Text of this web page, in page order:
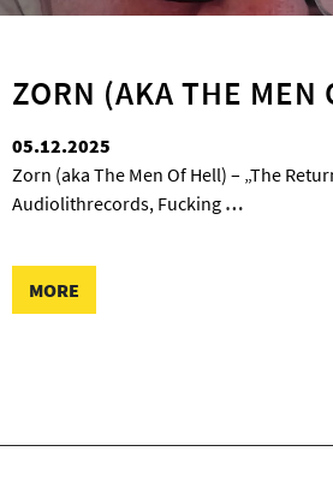
ZORN (AKA THE MEN
05.12.2025
Zorn (aka The Men Of Hell) – „The
Audiolithrecords, Fucking …
MORE